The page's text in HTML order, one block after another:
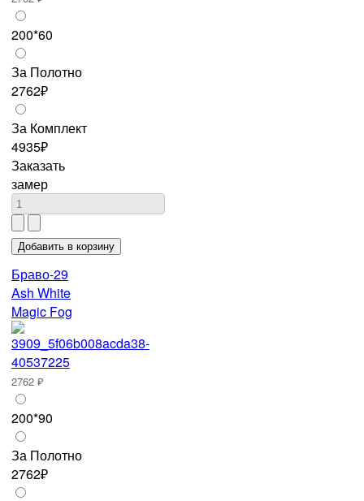
200*60
За Полотно
2762₽
За Комплект
4935₽
Заказать
замер
Браво-29
Ash White
Magic Fog
2762 ₽
200*90
За Полотно
2762₽